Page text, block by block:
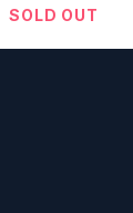
SOLD OUT